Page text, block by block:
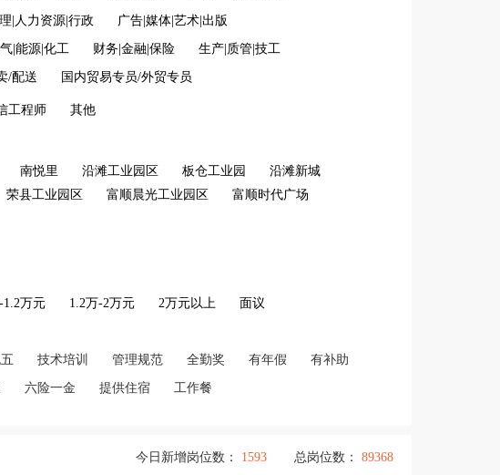
|人力资源|行政 广告|媒体|艺术|出版
|能源|化工 财务|金融|保险 生产|质管|技工
/配送 国内贸易专员/外贸专员
工程师 其他
南悦里 沿滩工业园区 板仓工业园
沿滩新城
荣县工业园区 富顺晨光工业园区
富顺时代广场
1.2万元 1.2万-2万元 2万元以上 面议
技术培训 管理规范 全勤奖 有年假 有补助
六险一金 提供住宿 工作餐
总岗位数： 89368
今日新增岗位数： 1593